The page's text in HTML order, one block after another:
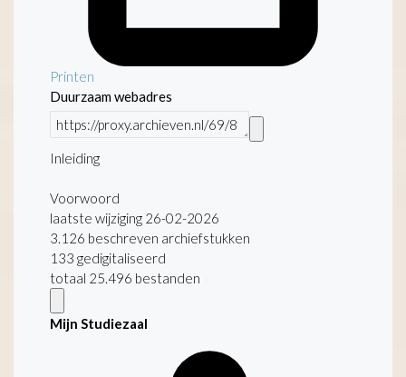
Printen
Duurzaam webadres
Inleiding
Voorwoord
laatste wijziging 26-02-2026
3.126 beschreven archiefstukken
133 gedigitaliseerd
totaal 25.496 bestanden
Mijn Studiezaal